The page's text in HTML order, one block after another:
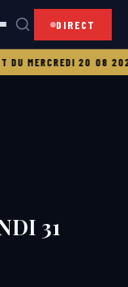
DIRECT
MERCREDI 20 08 2025
31